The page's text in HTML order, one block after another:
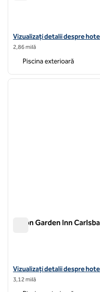
Vizualizați detaliile hotelului
Vizualizați detalii despre
2,86 milă
Piscina exterioară
1 din 12
Hilton Garden Inn
Vizualizați detaliile hotelului
Vizualizați detalii despre
3,12 milă